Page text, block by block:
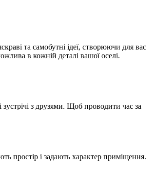
та самобутні ідеї, створюючи для вас
в кожній деталі вашої оселі.
з друзями. Щоб проводити час за
простір і задають характер приміщення.